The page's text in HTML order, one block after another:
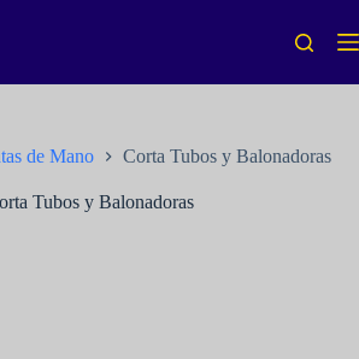
de Mano Corta Tubos y Balonadoras
Tubos y Balonadoras